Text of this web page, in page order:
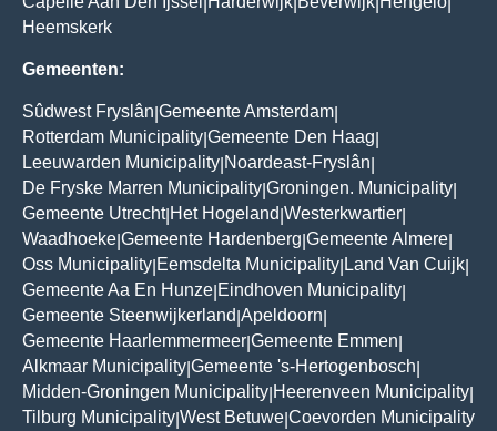
Heemskerk
Gemeenten:
Sûdwest Fryslân Gemeente Amsterdam
Rotterdam Municipality Gemeente Den Haag
Leeuwarden Municipality Noardeast-Fryslân
De Fryske Marren Municipality Groningen. Municipality
Gemeente Utrecht| Het Hogeland Westerkwartier
Waadhoeke Gemeente Hardenberg Gemeente Almere
Oss Municipality Eemsdelta Municipality Land Van Cuijk
Gemeente Aa En Hunze Eindhoven Municipality
Gemeente Steenwijkerland Apeldoorn
Gemeente Haarlemmermeer Gemeente Emmen
Alkmaar Municipality Gemeente 's-Hertogenbosch
Midden-Groningen Municipality Heerenveen Municipality
Tilburg Municipality West Betuwe Coevorden Municipality